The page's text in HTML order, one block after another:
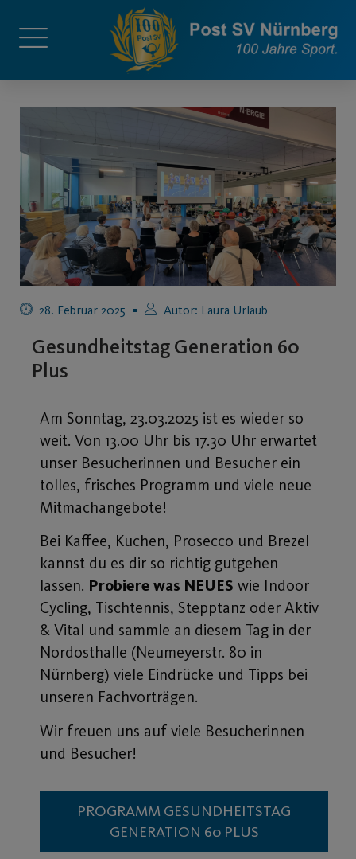
28. Februar 2025 Autor: Laura Urlaub
Gesundheitstag Generation 60
Plus
Am Sonntag, 23.03.2025 ist es wieder so
weit. Von 13.00 Uhr bis 17.30 Uhr erwartet
unser Besucherinnen und Besucher ein
tolles, frisches Programm und viele neue
Mitmachangebote!
Bei Kaffee, Kuchen, Prosecco und Brezel
kannst du es dir so richtig gutgehen
lassen. Probiere was NEUES wie Indoor
Cycling, Tischtennis, Stepptanz oder Aktiv
& Vital und sammle an diesem Tag in der
Nordosthalle (Neumeyerstr. 80 in
Nürnberg) viele Eindrücke und Tipps bei
unseren Fachvorträgen.
Wir freuen uns auf viele Besucherinnen
und Besucher!
PROGRAMM GESUNDHEITSTAG
GENERATION 60 PLUS